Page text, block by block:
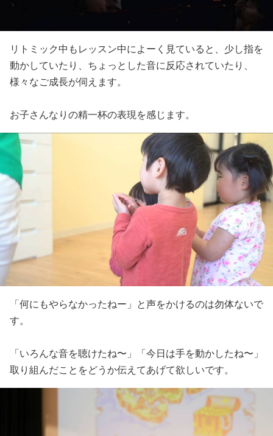
リトミック中もレッスン中によーく見ていると、少し指を
動かしていたり、ちょっとした音に反応されていたり、
様々なご成長が伺えます。
お子さんなりの精一杯の表現を感じます。
「何にもやらなかったねー」と声をかけるのは勿体ないで
す。
「いろんな音を聴けたね〜」「今日は手を動かしたね〜」
取り組んだことをどうか伝えてあげて欲しいです。